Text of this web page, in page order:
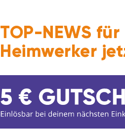
TOP-NEWS
Heimwerker